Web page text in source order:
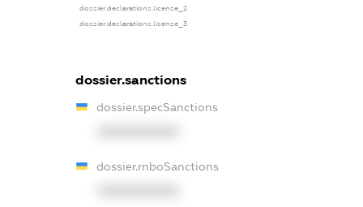
dossier.declarations.license_2
dossier.declarations.license_3
dossier.sanctions
dossier.specSanctions
dossier.rnboSanctions